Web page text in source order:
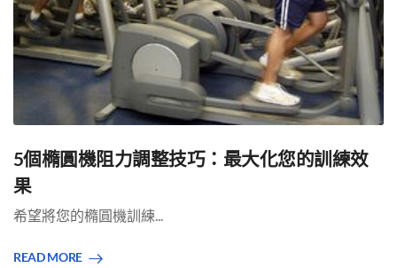
5個橢圓機阻力調整技巧：最大化您的訓練效
果
希望將您的橢圓機訓練...
READ MORE